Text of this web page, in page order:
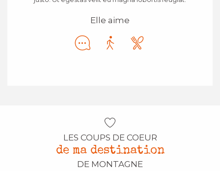
Elle aime
LES COUPS DE COEUR
de ma destination
DE MONTAGNE